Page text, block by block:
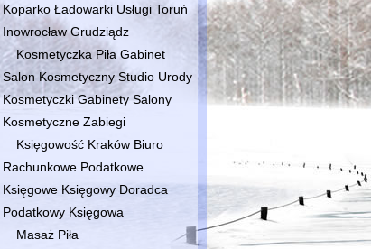
Koparko Ładowarki Usługi Toruń
Inowrocław Grudziądz
Kosmetyczka Piła Gabinet
Salon Kosmetyczny Studio Urody
Kosmetyczki Gabinety Salony
Kosmetyczne Zabiegi
Księgowość Kraków Biuro
Rachunkowe Podatkowe
Księgowe Księgowy Doradca
Podatkowy Księgowa
Masaż Piła